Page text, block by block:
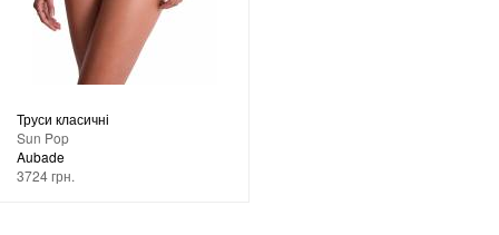
Труси класичні
Sun Pop
Aubade
3724 грн.